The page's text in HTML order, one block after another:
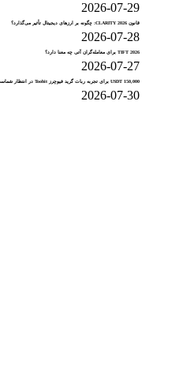
2026-07-29
قانون CLARITY 2026: چگونه بر ارزهای دیجیتال تأثیر می‌گذارد؟
2026-07-28
TIFT 2026 برای معامله‌گران آتی چه معنا دارد؟
2026-07-27
150,000 USDT برای تجربه ربات گرید فیوچرز Toobit در انتظار شماست
2026-07-30